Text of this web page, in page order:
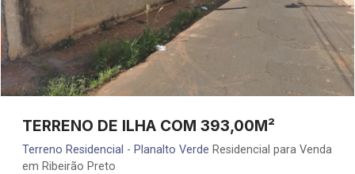
TERRENO DE ILHA COM 393,00M²
Terreno Residencial - Planalto Verde Residencial para Venda
em Ribeirão Preto